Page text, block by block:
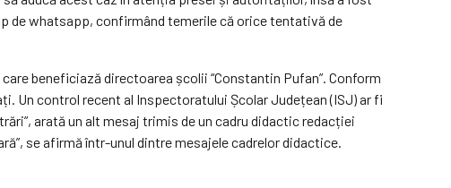
de whatsapp, confirmând temerile că orice tentativă de
beneficiază directoarea școlii “Constantin Pufan”. Conform
Un control recent al Inspectoratului Școlar Județean (ISJ) ar fi
arată un alt mesaj trimis de un cadru didactic redacției
se afirmă într-unul dintre mesajele cadrelor didactice.